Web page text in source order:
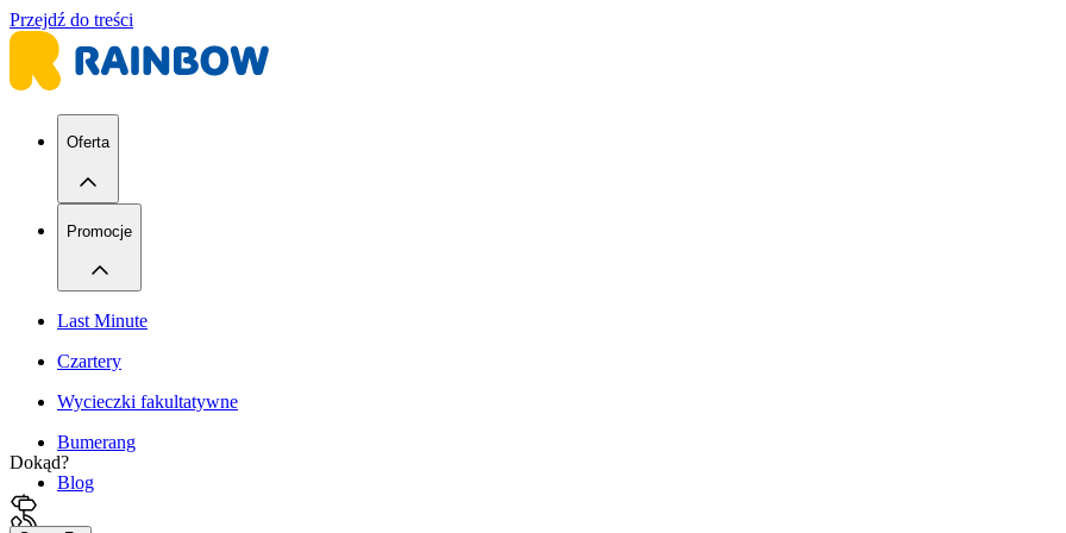
Przejdź do treści
Oferta
Promocje
Last Minute
Czartery
Wycieczki fakultatywne
Bumerang
Blog
Dokąd?